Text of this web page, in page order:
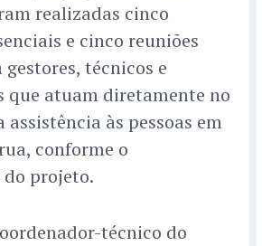
realizadas cinco
e cinco reuniões
técnicos e
que atuam diretamente no
assistência às pessoas em
conforme o
projeto.
técnico do